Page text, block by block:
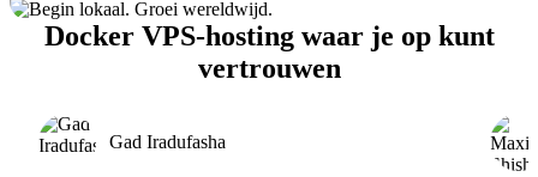
Docker VPS-hosting waar je op kunt
vertrouwen
Gad Iradufasha